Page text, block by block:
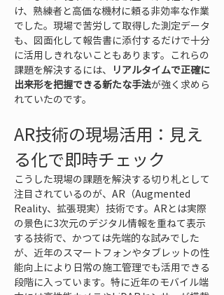
け、熟練者と高価な機材に頼る非効率な作業
でした。現場で苦労して取得した測定データ
も、図面化して報告書に添付するだけで十分
に活用しきれないこともあります。これらの
課題を解決するには、 リアルタイムで正確に
出来形を把握できる新たな手法が強く求めら
れていたのです。
AR技術の現場活用：見え
る化で即時チェック
こうした現場の課題を解決する切り札として
注目されているのが、AR（Augmented
Reality、拡張現実）技術です。ARとは実際
の景色に3次元のデジタル情報を重ねて表示
する技術で、かつては先端的な試みでした
が、近年のスマートフォンやタブレットの性
能向上により日常の施工管理でも活用できる
段階に入っています。特に近年のモバイル端